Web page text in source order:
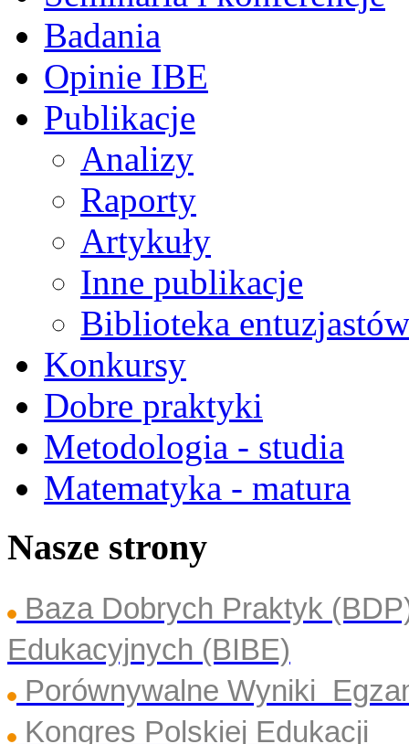
Badania
Opinie IBE
Publikacje
Analizy
Raporty
Artykuły
Inne publikacje
Biblioteka
Konkursy
Dobre praktyki
Metodologia - studia
Matematyka - matura
Nasze strony
Baza Dobrych Praktyk
Edukacyjnych (BIBE)
Porównywalne Wyniki
Kongres Polskiej Edukacji